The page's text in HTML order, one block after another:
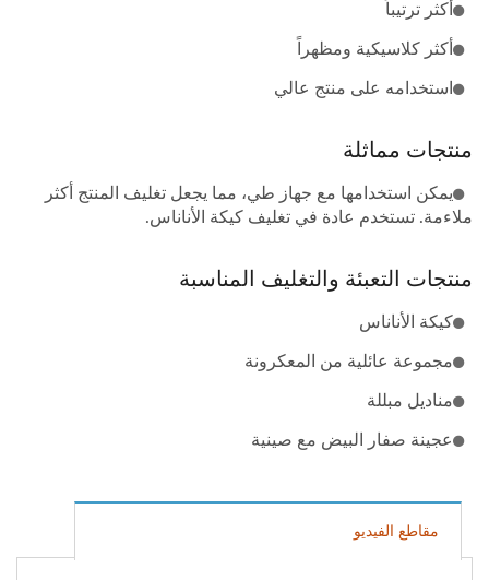
أكثر ترتيباً
أكثر كلاسيكية ومظهراً
استخدامه على منتج عالي
منتجات مماثلة
يمكن استخدامها مع جهاز طي، مما يجعل تغليف المنتج أكثر
ملاءمة. تستخدم عادة في تغليف كيكة الأناناس.
منتجات التعبئة والتغليف المناسبة
كيكة الأناناس
مجموعة عائلية من المعكرونة
مناديل مبللة
عجينة صفار البيض مع صينية
مقاطع الفيديو